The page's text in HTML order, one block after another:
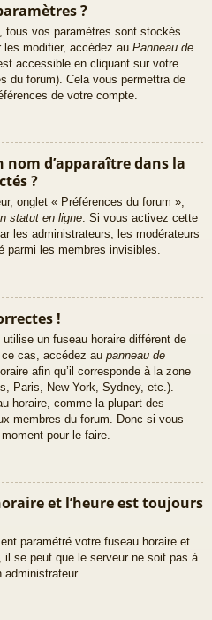
?
tous vos paramètres sont stockés
les modifier, accédez au Panneau de
accessible en cliquant sur votre
du forum). Cela vous permettra de
de votre compte.
d’apparaître dans la
?
onglet « Préférences du forum »,
statut en ligne. Si vous activez cette
les administrateurs, les modérateurs
parmi les membres invisibles.
!
utilise un fuseau horaire différent de
cas, accédez au panneau de
afin qu’il corresponde à la zone
Paris, New York, Sydney, etc.).
horaire, comme la plupart des
membres du forum. Donc si vous
pour le faire.
et l’heure est toujours
paramétré votre fuseau horaire et
il se peut que le serveur ne soit pas à
administrateur.